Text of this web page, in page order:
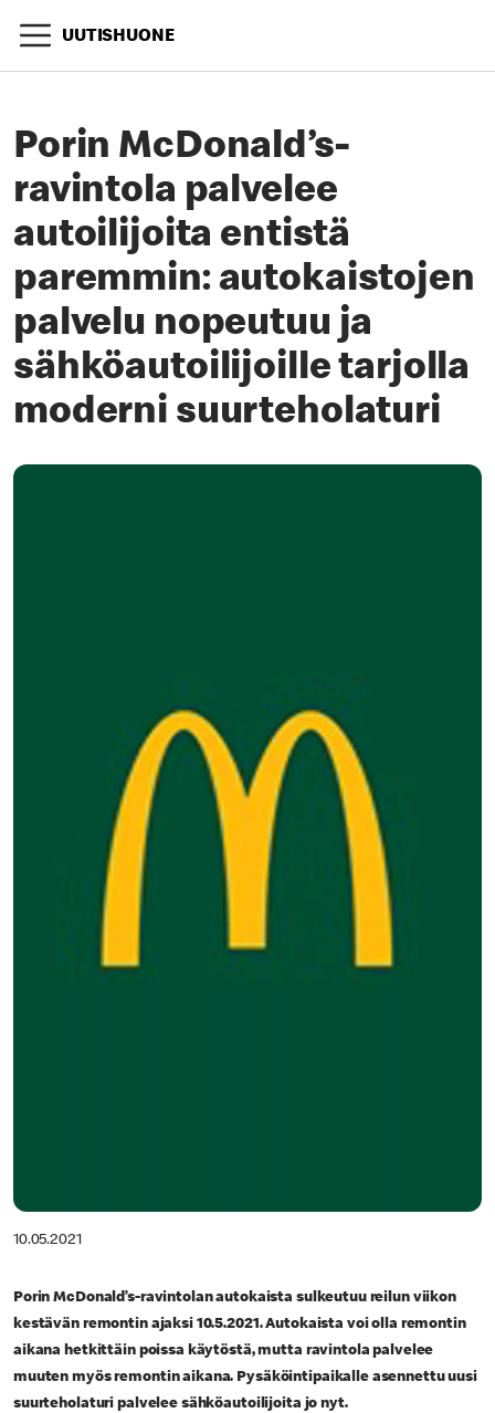
UUTISHUONE
Porin McDonald’s-
ravintola palvelee
autoilijoita entistä
paremmin: autokaistojen
palvelu nopeutuu ja
sähköautoilijoille tarjolla
moderni suurteholaturi
10.05.2021
Porin McDonald’s-ravintolan autokaista sulkeutuu reilun viikon
kestävän remontin ajaksi 10.5.2021. Autokaista voi olla remontin
aikana hetkittäin poissa käytöstä, mutta ravintola palvelee
muuten myös remontin aikana. Pysäköintipaikalle asennettu uusi
suurteholaturi palvelee sähköautoilijoita jo nyt.